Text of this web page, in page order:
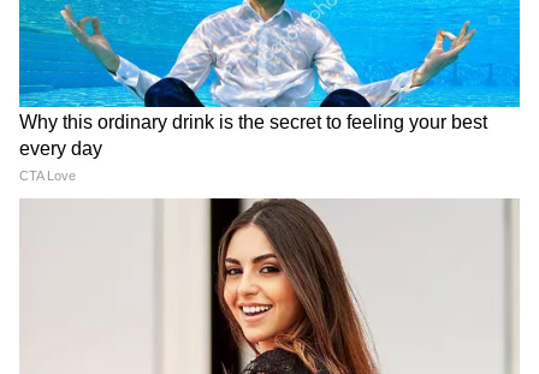
बातचीत जारी है। रिपोर्टों के अनुसार, कतर और पाकिस्तान
दोनों देशों के बीच मध्यस्थ की भूमिका निभा रहे हैं।
प्रस्तावित समझौते में कुछ महत्वपूर्ण शर्तों की चर्चा हो रही
है। इनमें होर्मुज जलडमरूमध्य को अंतरराष्ट्रीय जहाजरानी
के लिए खुला रखना और ईरान के यूरेनियम संवर्धन
कार्यक्रम पर अंतरराष्ट्रीय निगरानी शामिल बताई जा रही है।
मध्य पूर्व की शांति के लिए आगे क्या?
ईरान की दोबारा मजबूत होती सैन्य क्षमता और साथ ही
जारी कूटनीतिक वार्ताएं, दोनों मिलकर मध्य पूर्व की